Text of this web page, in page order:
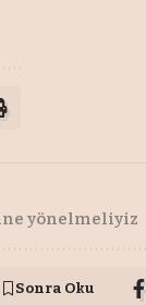
yönelmeliyiz
Sonra Oku